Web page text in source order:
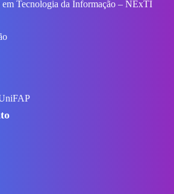
em Tecnologia da Informação – NExTI